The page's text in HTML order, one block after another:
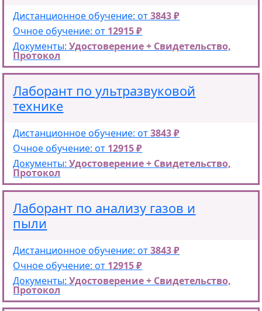
Дистанционное обучение: от3843 ₽
Очное обучение: от 12915 ₽
Документы:Удостоверение + Свидетельство,
Протокол
Лаборант по ультразвуковой
технике
Дистанционное обучение: от3843 ₽
Очное обучение: от 12915 ₽
Документы:Удостоверение + Свидетельство,
Протокол
Лаборант по анализу газов и
пыли
Дистанционное обучение: от3843 ₽
Очное обучение: от 12915 ₽
Документы:Удостоверение + Свидетельство,
Протокол